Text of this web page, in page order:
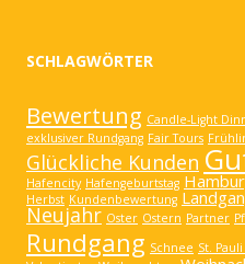
SCHLAGWÖRTER
Bewertung Candle-Light
exklusiver Rundgang Fair Tours
Glückliche Kunden
Hafencity Hafengeburtstag
Herbst Kundenbewertung
Neujahr Oster Ostern Partner
Rundgang Schnee St.